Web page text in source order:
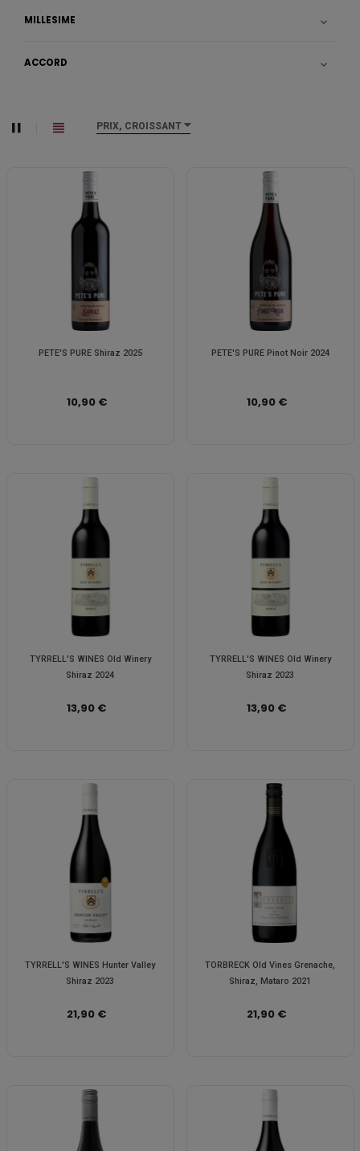
MILLÉSIME 
ACCORD 
PRIX, CROISSANT
PETE'S PURE Shiraz 2025
10,90 €
PETE'S PURE Pinot Noir 2024
10,90 €
TYRRELL'S WINES Old Winery
Shiraz 2024
13,90 €
TYRRELL'S WINES Old Winery
Shiraz 2023
13,90 €
TYRRELL'S WINES Hunter Valley
Shiraz 2023
21,90 €
TORBRECK Old Vines Grenache,
Shiraz, Mataro 2021
21,90 €